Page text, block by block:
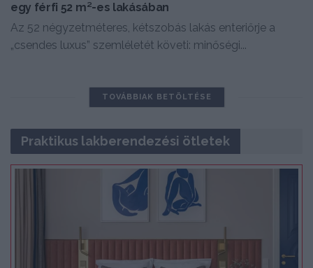
egy férfi 52 m²-es lakásában
Az 52 négyzetméteres, kétszobás lakás enteriőrje a
„csendes luxus” szemléletét követi: minőségi...
TOVÁBBIAK BETÖLTÉSE
Praktikus lakberendezési ötletek